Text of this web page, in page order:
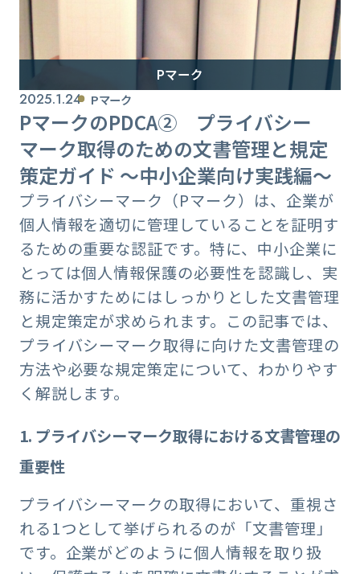
Pマーク
2025.1.24 Pマーク
PマークのPDCA② プライバシー
マーク取得のための文書管理と規定
策定ガイド ～中小企業向け実践編～
プライバシーマーク（Pマーク）は、企業が
個人情報を適切に管理していることを証明す
るための重要な認証です。特に、中小企業に
とっては個人情報保護の必要性を認識し、実
務に活かすためにはしっかりとした文書管理
と規定策定が求められます。この記事では、
プライバシーマーク取得に向けた文書管理の
方法や必要な規定策定について、わかりやす
く解説します。
1. プライバシーマーク取得における文書管理の
重要性
プライバシーマークの取得において、重視さ
れる1つとして挙げられるのが「文書管理」
です。企業がどのように個人情報を取り扱